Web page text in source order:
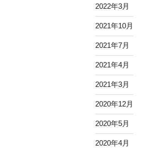
2022年3月
2021年10月
2021年7月
2021年4月
2021年3月
2020年12月
2020年5月
2020年4月